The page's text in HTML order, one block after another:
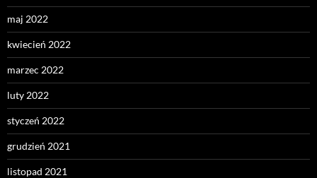
maj 2022
kwiecień 2022
marzec 2022
luty 2022
styczeń 2022
grudzień 2021
listopad 2021